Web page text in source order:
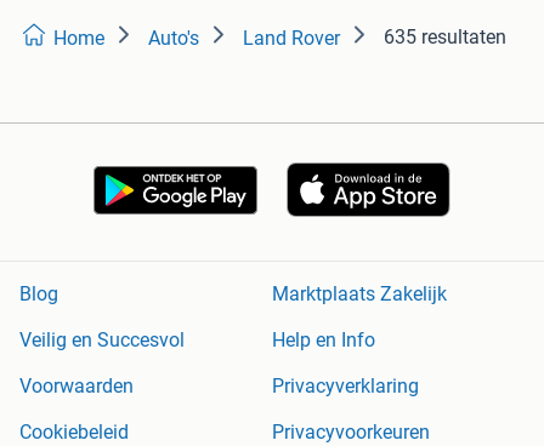
Home Auto's Land Rover 635 resultaten
Blog
Marktplaats Zakelijk
Veilig en Succesvol
Help en Info
Voorwaarden
Privacyverklaring
Cookiebeleid
Privacyvoorkeuren